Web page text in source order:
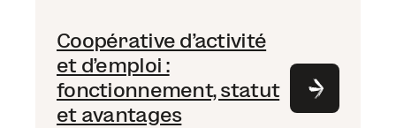
Coopérative d’activité
et d’emploi :
fonctionnement, statut
et avantages